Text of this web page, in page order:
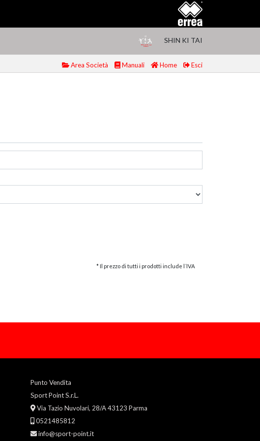
SHIN KI TAI
Area Società Manuali Home Esci
* Il prezzo di tutti i prodotti include l´IVA
Punto Vendita
Sport Point S.r.L.
Via Tazio Nuvolari, 28/A 43123 Parma
0521485812
info@sport-point.it